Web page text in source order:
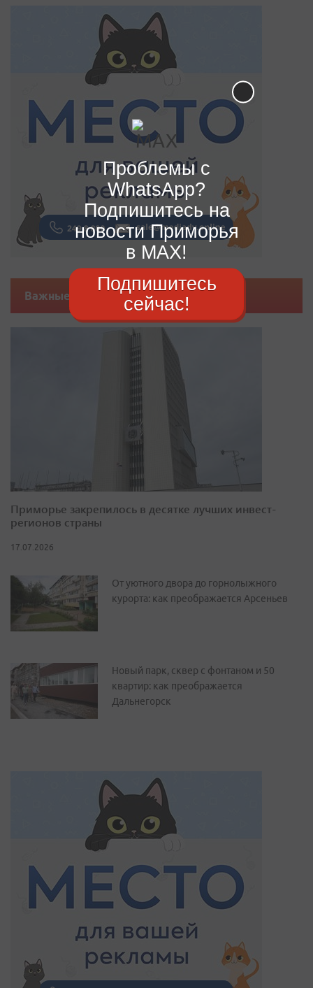
Важные новости
Приморье закрепилось в десятке лучших инвест-
регионов страны
17.07.2026
От уютного двора до горнолыжного
курорта: как преображается Арсеньев
Новый парк, сквер с фонтаном и 50
квартир: как преображается
Дальнегорск
Проблемы с
WhatsApp?
Подпишитесь на
новости Приморья
в MAX!
Подпишитесь
сейчас!